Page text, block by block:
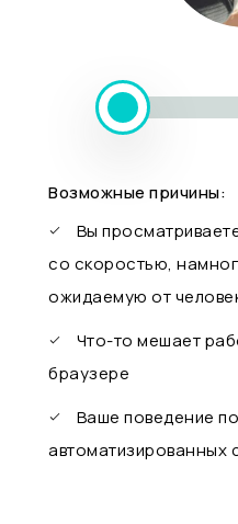
Возможные причины:
Вы
со скоростью,
ожидаемую от
Что-то мешает
браузере
Ваше поведение
автоматизированных